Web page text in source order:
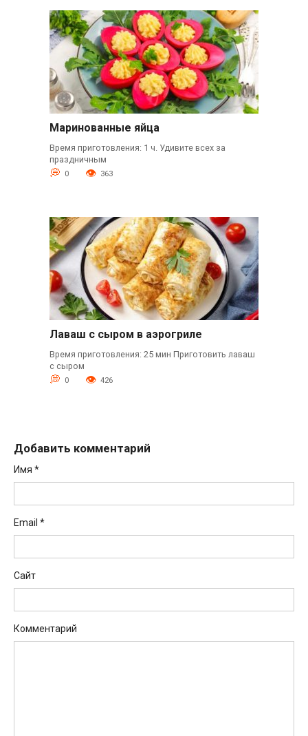
Маринованные яйца
Время приготовления: 1 ч. Удивите всех за
праздничным
0 363
Лаваш с сыром в аэрогриле
Время приготовления: 25 мин Приготовить лаваш
с сыром
0 426
Добавить комментарий
Имя *
Email *
Сайт
Комментарий